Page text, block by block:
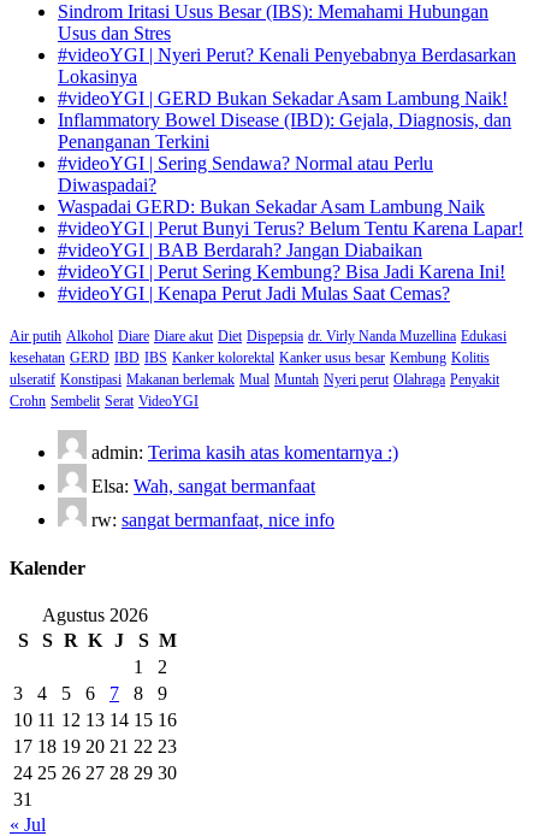
Sindrom Iritasi Usus Besar (IBS): Memahami Hubungan
Usus dan Stres
#videoYGI | Nyeri Perut? Kenali Penyebabnya Berdasarkan
Lokasinya
#videoYGI | GERD Bukan Sekadar Asam Lambung Naik!
Inflammatory Bowel Disease (IBD): Gejala, Diagnosis, dan
Penanganan Terkini
#videoYGI | Sering Sendawa? Normal atau Perlu
Diwaspadai?
Waspadai GERD: Bukan Sekadar Asam Lambung Naik
#videoYGI | Perut Bunyi Terus? Belum Tentu Karena Lapar!
#videoYGI | BAB Berdarah? Jangan Diabaikan
#videoYGI | Perut Sering Kembung? Bisa Jadi Karena Ini!
#videoYGI | Kenapa Perut Jadi Mulas Saat Cemas?
Air putih Alkohol Diare Diare akut Diet Dispepsia dr. Virly Nanda Muzellina Edukasi
kesehatan GERD IBD IBS Kanker kolorektal Kanker usus besar Kembung Kolitis
ulseratif Konstipasi Makanan berlemak Mual Muntah Nyeri perut Olahraga Penyakit
Crohn Sembelit Serat VideoYGI
admin: Terima kasih atas komentarnya :)
Elsa: Wah, sangat bermanfaat
rw: sangat bermanfaat, nice info
Kalender
Agustus 2026
S
S R K J S M
1
2
3
4 5 6 7 8
9
10 11 12 13 14 15 16
17 18 19 20 21 22 23
24 25 26 27 28 29 30
31
« Jul